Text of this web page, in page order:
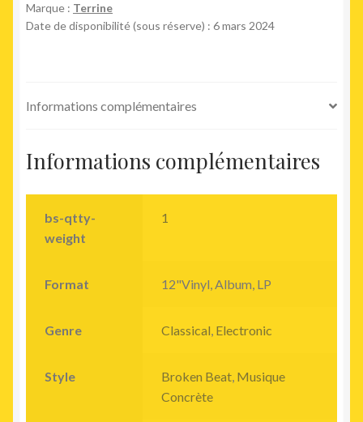
Marque : Terrine
Date de disponibilité (sous réserve) : 6 mars 2024
Informations complémentaires
Informations complémentaires
bs-qtty-
weight
1
Format 12"Vinyl, Album, LP
Genre Classical, Electronic
Style Broken Beat, Musique
Concrète